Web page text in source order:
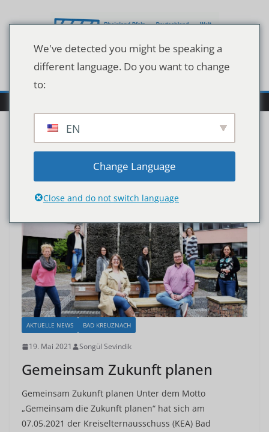
Inhalt
AKTUELLE NEWS BAD KREUZNACH
19. Mai 2021 Songül Sevindik
Gemeinsam Zukunft planen
Gemeinsam Zukunft planen Unter dem Motto
„Gemeinsam die Zukunft planen“ hat sich am
07.05.2021 der Kreiselternausschuss (KEA) Bad
We've detected you might be speaking a
different language. Do you want to change
to:
EN
Change Language
Close and do not switch language